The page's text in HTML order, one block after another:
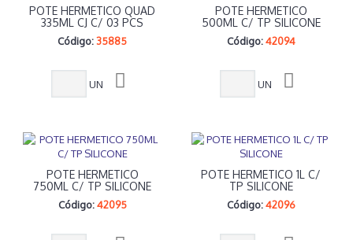
POTE HERMETICO QUAD
335ML CJ C/ 03 PCS
Código:35885
UN
POTE HERMETICO
500ML C/ TP SILICONE
Código: 42094
UN
POTE HERMETICO
750ML C/ TP SILICONE
Código: 42095
POTE HERMETICO 1L C/
TP SILICONE
Código: 42096